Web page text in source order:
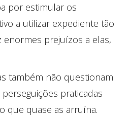
por estimular os
a utilizar expediente tão
prejuízos a elas,
também não questionam
praticadas
que quase as arruína.